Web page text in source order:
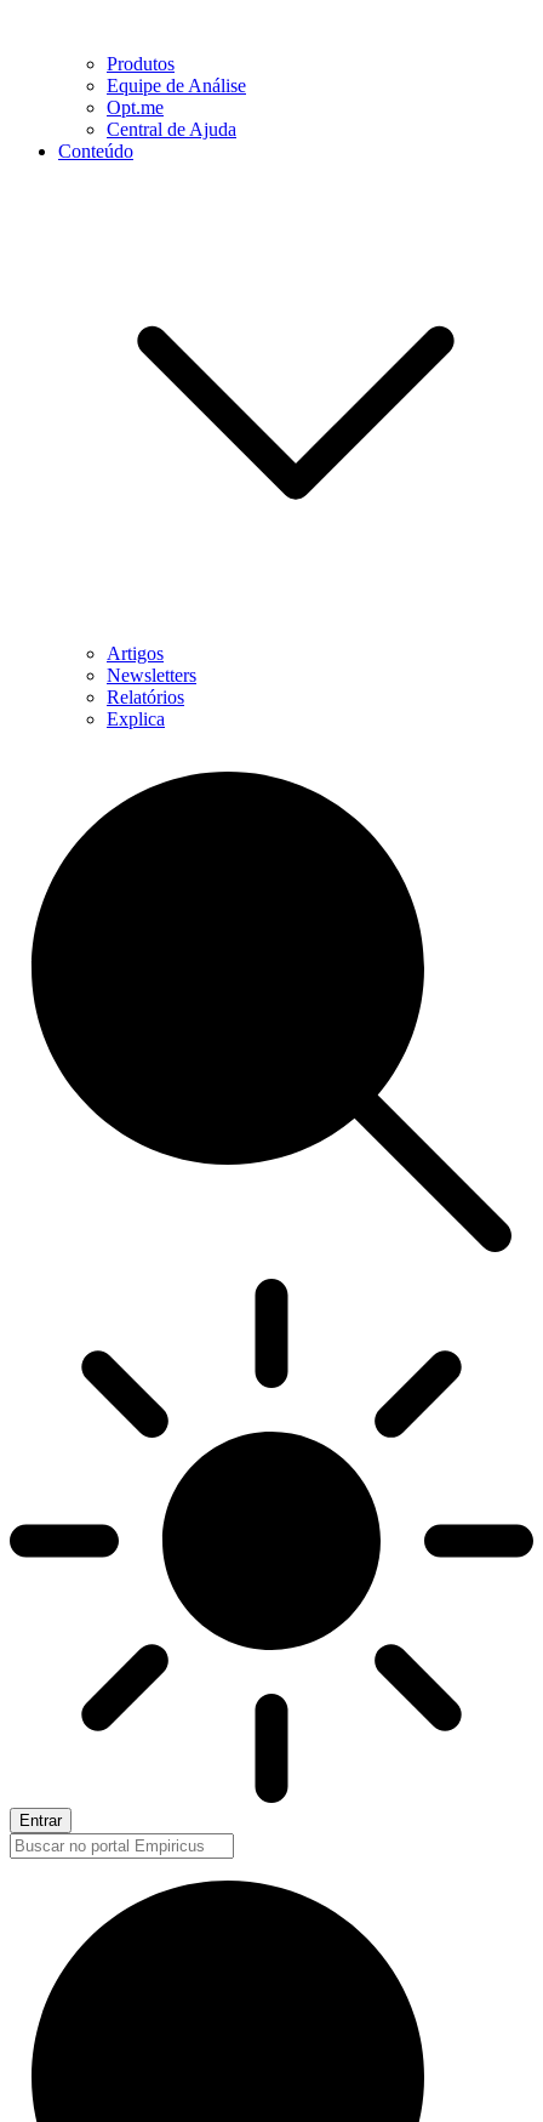
Produtos
Equipe de Análise
Opt.me
Central de Ajuda
Conteúdo
Artigos
Newsletters
Relatórios
Explica
Entrar